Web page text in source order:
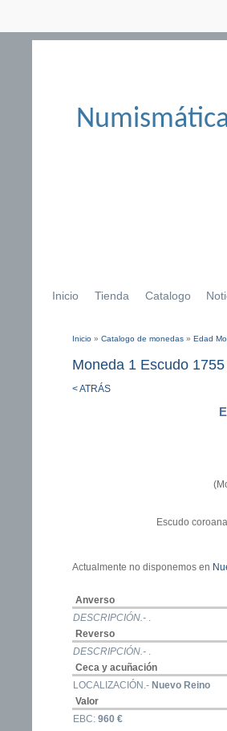
Inicio Tienda Catalogo
Inicio » Catalogo de monedas » Edad
Moneda 1 Escudo
< ATRÁS
Escudo
Actualmente no disponemos en
Anverso
DESCRIPCIÓN.- .
Reverso
DESCRIPCIÓN.- .
Ceca y acuñación
LOCALIZACIÓN.- Nuevo Reino
Valor
EBC: 960 €